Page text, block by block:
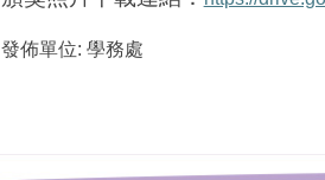
發佈單位: 學務處